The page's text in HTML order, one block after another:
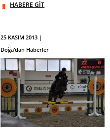
HABERE GİT
25 KASIM 2013 |
Doğa'dan Haberler